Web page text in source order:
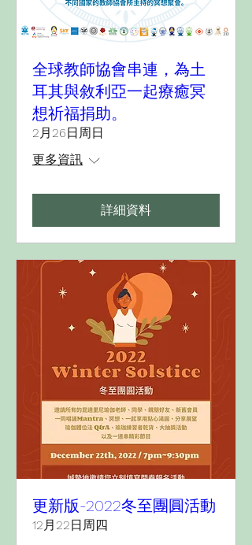
全球教師協會串連，為土
耳其與敘利亞一起療癒冥
想祈福捐助。
2月26日周日
更多資訊
詳細資料
更新版-2022冬至團圓活動
12月22日周四